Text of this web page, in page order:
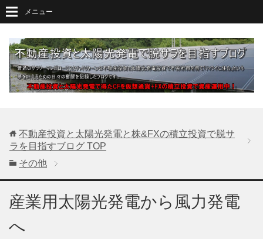
メニュー
不動産投資と太陽光発電と株&FXの積立投資で脱サ
ラを目指すブログ TOP
その他
産業用太陽光発電から風力発電
へ